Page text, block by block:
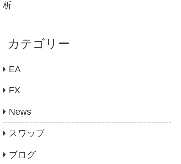
析
カテゴリー
EA
FX
News
スワップ
ブログ